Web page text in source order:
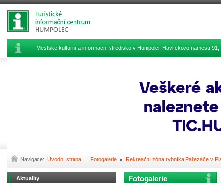
Městské kulturní a informační středisko v Humpolci, Havlíčkovo náměstí
Navigace: Úvodní strana Fotogalerie Rekreační zóna rybníka Pařezáče v
Aktuality Fotogalerie